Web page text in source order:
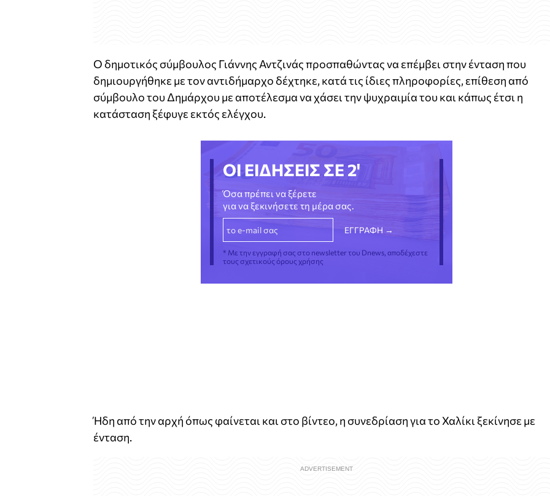
Ο δημοτικός σύμβουλος Γιάννης Αντζινάς προσπαθώντας να επέμβει στην ένταση που
δημιουργήθηκε με τον αντιδήμαρχο δέχτηκε, κατά τις ίδιες πληροφορίες, επίθεση από
σύμβουλο του Δημάρχου με αποτέλεσμα να χάσει την ψυχραιμία του και κάπως έτσι η
κατάσταση ξέφυγε εκτός ελέγχου.
ΟΙ ΕΙΔΗΣΕΙΣ ΣΕ 2'
Όσα πρέπει να ξέρετε
για να ξεκινήσετε τη μέρα σας.
* Με την εγγραφή σας στο newsletter του Dnews, αποδέχεστε
τους σχετικούς όρους χρήσης
Ήδη από την αρχή όπως φαίνεται και στο βίντεο, η συνεδρίαση για το Χαλίκι ξεκίνησε με
ένταση.